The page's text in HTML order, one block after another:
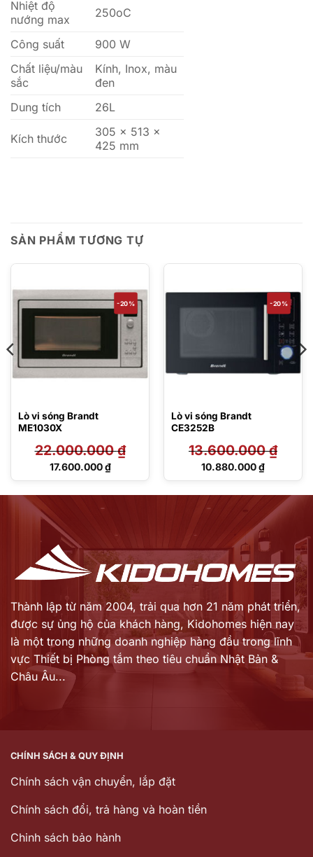
Nhiệt độ
nướng max
250oC
Công suất
900 W
Chất liệu/màu
sắc
Kính, Inox, màu
đen
Dung tích
26L
Kích thước
305 x 513 x
425 mm
SẢN PHẨM TƯƠNG TỰ
-20%
Lò vi sóng Brandt
ME1030X
22.000.000₫
Giá
17.600.000₫
Giá
-20%
Lò vi sóng Brandt
CE3252B
13.600.000₫
Giá
13.600.000 ₫.
10.880.000₫
Giá
10.880.000 ₫.
Thành lập từ năm 2004, trải qua hơn 21 năm phát triển,
được sự ủng hộ của khách hàng, Kidohomes hiện nay
là một trong những doanh nghiệp hàng đầu trong lĩnh
vực Thiết bị Phòng tắm theo tiêu chuẩn Nhật Bản &
Châu Âu...
CHÍNH SÁCH & QUY ĐỊNH
Chính sách vận chuyển, lắp đặt
Chính sách đổi, trả hàng và hoàn tiền
Chinh sách bảo hành